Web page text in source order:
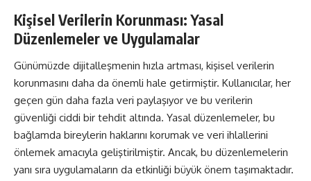
Kişisel Verilerin Korunması: Yasal
Düzenlemeler ve Uygulamalar
Günümüzde dijitalleşmenin hızla artması, kişisel verilerin
korunmasını daha da önemli hale getirmiştir. Kullanıcılar, her
geçen gün daha fazla veri paylaşıyor ve bu verilerin
güvenliği ciddi bir tehdit altında. Yasal düzenlemeler, bu
bağlamda bireylerin haklarını korumak ve veri ihlallerini
önlemek amacıyla geliştirilmiştir. Ancak, bu düzenlemelerin
yanı sıra uygulamaların da etkinliği büyük önem taşımaktadır.